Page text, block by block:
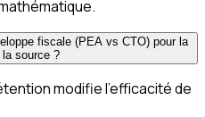
fiscale (PEA vs CTO) pour la
la source ?
modifie l'efficacité de